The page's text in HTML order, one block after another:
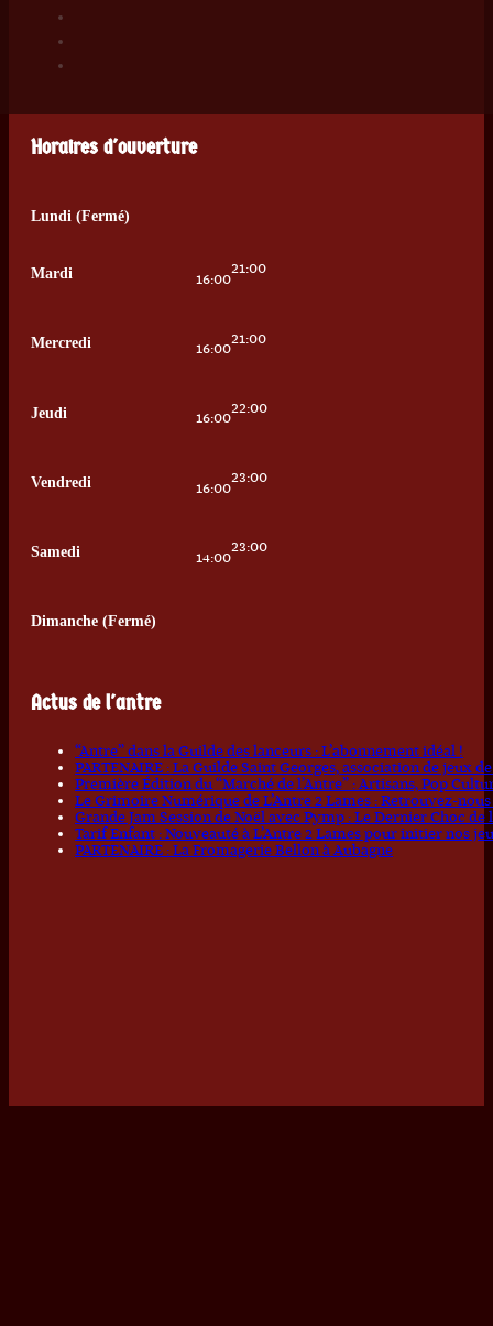
Horaires d'ouverture
Lundi (Fermé)
Mardi 16:00
21:00
Mercredi 16:00
21:00
Jeudi 16:00
22:00
Vendredi 16:00
23:00
Samedi 14:00
23:00
Dimanche (Fermé)
Actus de l'antre
“Antre” dans la Guilde des lanceurs : L’abonnement idéal !
PARTENAIRE : La Guilde Saint Georges, association de jeux
Première Édition du “Marché de l’Antre” : Artisans, Pop
Le Grimoire Numérique de L’Antre 2 Lames : Retrouvez-
Grande Jam Session de Noël avec Pymp : Le Dernier Choc de
Tarif Enfant : Nouveauté à L’Antre 2 Lames pour initier nos
PARTENAIRE : La Fromagerie Bellon à Aubagne